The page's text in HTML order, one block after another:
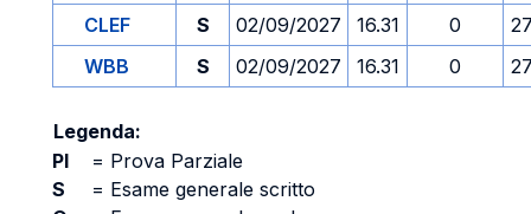
CLEF
S 02/09/2027 16.31 0
WBB
S 02/09/2027 16.31 0
Legenda:
PI
= Prova Parziale
S
= Esame generale scritto